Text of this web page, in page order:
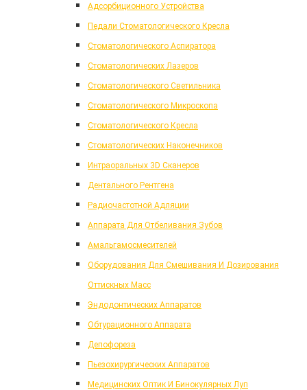
Адсорбиционного Устройства
Педали Стоматологического Кресла
Стоматологического Аспиратора
Стоматологических Лазеров
Стоматологического Светильника
Стоматологического Микроскопа
Стоматологического Кресла
Стоматологических Наконечников
Интраоральных 3D Сканеров
Дентального Рентгена
Радиочастотной Адляции
Аппарата Для Отбеливания Зубов
Амальгамосмесителей
Оборудования Для Смешивания И Дозирования
Оттискных Масс
Эндодонтических Аппаратов
Обтурационного Аппарата
Депофореза
Пьезохирургических Аппаратов
Медицинских Оптик И Бинокулярных Луп